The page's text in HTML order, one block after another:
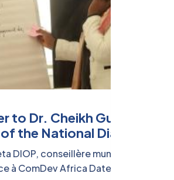
to Dr. Cheikh Gueye,
the National Dialogue
DIOP, conseillère municipale à
à ComDev Africa Date : 2 juin